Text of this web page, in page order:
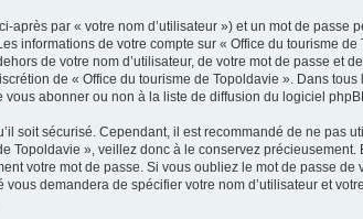
par « votre nom d’utilisateur ») et un mot de
informations de votre compte sur « Office du tourisme
de votre nom d’utilisateur, de votre mot de passe et
de « Office du tourisme de Topoldavie ». Dans
abonner ou non à la liste de diffusion du logiciel
soit sécurisé. Cependant, il est recommandé de ne pas
Topoldavie », veillez donc à le conservez
votre mot de passe. Si vous oubliez le mot de passe
demandera de spécifier votre nom d’utilisateur et